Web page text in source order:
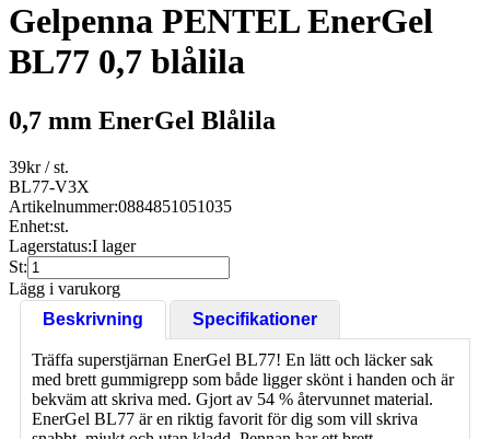
Gelpenna PENTEL EnerGel
BL77 0,7 blålila
0,7 mm EnerGel Blålila
39kr/ st.
BL77-V3X
Artikelnummer:0884851051035
Enhet:st.
Lagerstatus:I lager
St:
Lägg i varukorg
Beskrivning
Specifikationer
Träffa superstjärnan EnerGel BL77! En lätt och läcker sak
med brett gummigrepp som både ligger skönt i handen och är
bekväm att skriva med. Gjort av 54 % återvunnet material.
EnerGel BL77 är en riktig favorit för dig som vill skriva